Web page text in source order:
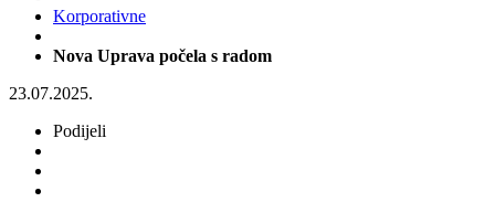
Korporativne
Nova Uprava počela s radom
23.07.2025.
Podijeli